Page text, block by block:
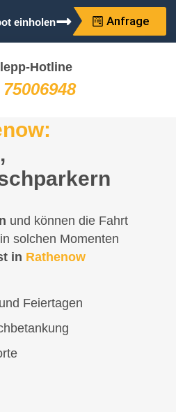
einholen Anfrage
Hotline
und können die Fahrt
solchen Momenten
in Rathenow
Feiertagen